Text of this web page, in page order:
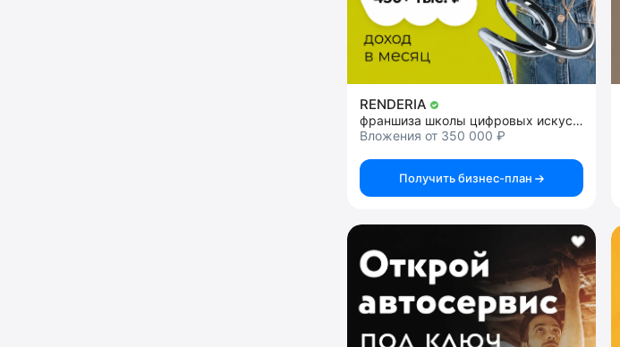
RENDERIA
франшиза школы цифровых искусств
Вложения от 350 000 ₽
Получить бизнес-план